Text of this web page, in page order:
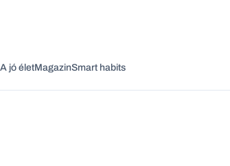
A jó életMagazinSmart habits